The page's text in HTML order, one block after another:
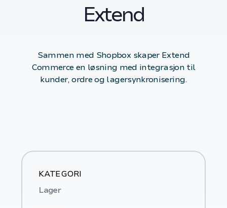
Extend
Sammen med Shopbox skaper Extend
Commerce en løsning med integrasjon til
kunder, ordre og lagersynkronisering.
KATEGORI
Lager